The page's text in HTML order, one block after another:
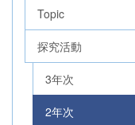
Topic
探究活動
3年次
2年次